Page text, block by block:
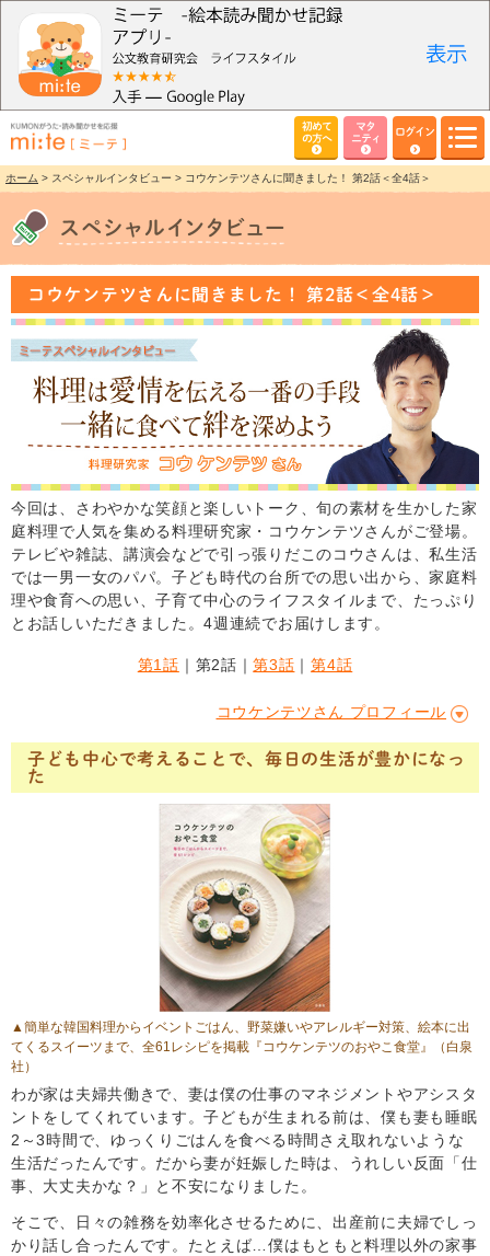
初めて
の方へ
マタ
ニティ
ログイン
ホーム > スペシャルインタビュー > コウケンテツさんに聞きました！ 第2話＜全4話＞
コウケンテツさんに聞きました！ 第2話＜全4話＞
今回は、さわやかな笑顔と楽しいトーク、旬の素材を生かした家
庭料理で人気を集める料理研究家・コウケンテツさんがご登場。
テレビや雑誌、講演会などで引っ張りだこのコウさんは、私生活
では一男一女のパパ。子ども時代の台所での思い出から、家庭料
理や食育への思い、子育て中心のライフスタイルまで、たっぷり
とお話しいただきました。4週連続でお届けします。
第1話 ｜第2話｜第3話 ｜第4話
コウケンテツさん プロフィール
子ども中心で考えることで、毎日の生活が豊かになっ
た
▲簡単な韓国料理からイベントごはん、野菜嫌いやアレルギー対策、絵本に出
てくるスイーツまで、全61レシピを掲載『コウケンテツのおやこ食堂』（白泉
社）
わが家は夫婦共働きで、妻は僕の仕事のマネジメントやアシスタ
ントをしてくれています。子どもが生まれる前は、僕も妻も睡眠
2～3時間で、ゆっくりごはんを食べる時間さえ取れないような
生活だったんです。だから妻が妊娠した時は、うれしい反面「仕
事、大丈夫かな？」と不安になりました。
そこで、日々の雑務を効率化させるために、出産前に夫婦でしっ
かり話し合ったんです。たとえば…僕はもともと料理以外の家事